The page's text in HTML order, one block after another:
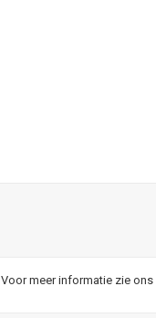
meer informatie zie ons